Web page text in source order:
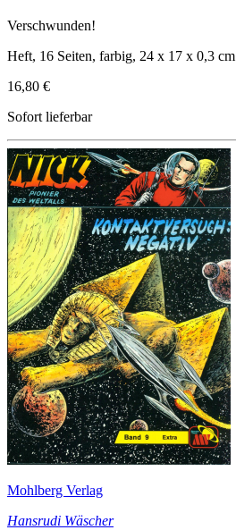
Verschwunden!
Heft, 16 Seiten, farbig, 24 x 17 x 0,3 cm
16,80 €
Sofort lieferbar
Mohlberg Verlag
Hansrudi Wäscher